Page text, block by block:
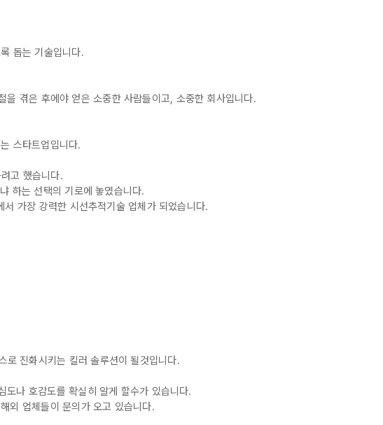
돕는 기술입니다.
겪은 후에야 얻은 소중한 사람들이고, 소중한 회사입니다.
스타트업입니다.
고 했습니다.
하는 선택의 기로에 놓였습니다.
가장 강력한 시선추적기술 업체가 되었습니다.
로 진화시키는 킬러 솔루션이 될것입니다.
나 호감도를 확실히 알게 할수가 있습니다.
외 업체들이 문의가 오고 있습니다.